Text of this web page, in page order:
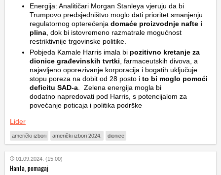
Energija: Analitičari Morgan Stanleya vjeruju da bi
Trumpovo predsjedništvo moglo dati prioritet smanjenju
regulatornog opterećenja domaće proizvodnje nafte i
plina, dok bi istovremeno razmatrale mogućnost
restriktivnije trgovinske politike.
Pobjeda Kamale Harris imala bi pozitivno kretanje za
dionice građevinskih tvrtki, farmaceutskih divova, a
najavljeno oporezivanje korporacija i bogatih uključuje
stopu poreza na dobit od 28 posto i to bi moglo pomoći
deficitu SAD-a. Zelena energija mogla bi
dodatno napredovati pod Harris, s potencijalom za
povećanje poticaja i politika podrške
Lider
američki izbori američki izbori 2024. dionice
01.09.2024. (15:00)
Hanfa, pomagaj